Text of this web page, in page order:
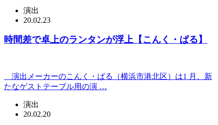
演出
20.02.23
時間差で卓上のランタンが浮上【こんく・ぱる】
演出メーカーのこんく・ぱる（横浜市港北区）は1 月、新
たなゲストテーブル用の演 …
演出
20.02.20